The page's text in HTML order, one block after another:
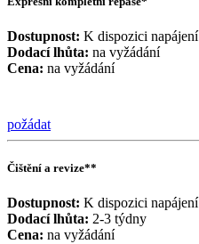
Dostupnost: K dispozici napájení
Dodací lhůta: na vyžádání
Cena: na vyžádání
požádat
Čištění a revize**
Dostupnost: K dispozici napájení
Dodací lhůta: 2-3 týdny
Cena: na vyžádání